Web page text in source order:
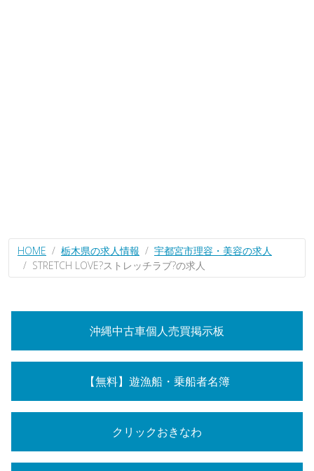
HOME 栃木県の求人情報
宇都宮市理容・美容の求人
STRETCH LOVE?ストレッチラブ?の求人
沖縄中古車個人売買掲示板
【無料】遊漁船・乗船者名簿
クリックおきなわ